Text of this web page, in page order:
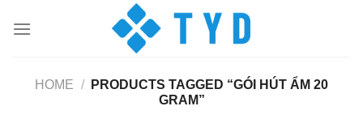
HOME /
PRODUCTS TAGGED “GÓI HÚT ẨM 20
GRAM”